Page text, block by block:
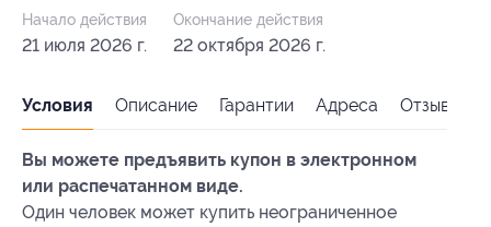
Начало действия
21 июля 2026 г.
Окончание действия
22 октября 2026 г.
Условия Описание Гарантии Адреса Отзывы
Вы можете предъявить купон в электронном
или распечатанном виде.
Один человек может купить неограниченное